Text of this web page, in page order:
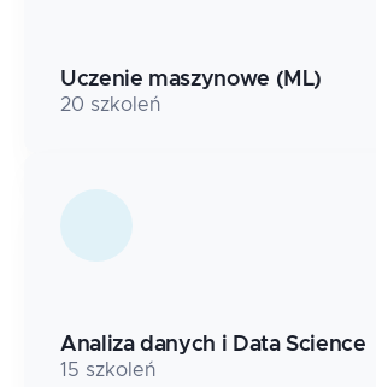
Uczenie maszynowe (ML)
20 szkoleń
Analiza danych i Data Science
15 szkoleń